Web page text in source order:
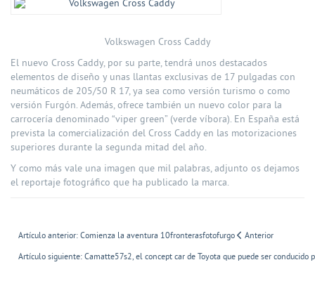
Volkswagen Cross Caddy
El nuevo Cross Caddy, por su parte, tendrá unos destacados
elementos de diseño y unas llantas exclusivas de 17 pulgadas con
neumáticos de 205/50 R 17, ya sea como versión turismo o como
versión Furgón. Además, ofrece también un nuevo color para la
carrocería denominado “viper green” (verde víbora). En España está
prevista la comercialización del Cross Caddy en las motorizaciones
superiores durante la segunda mitad del año.
Y como más vale una imagen que mil palabras, adjunto os dejamos
el reportaje fotográfico que ha publicado la marca.
Artículo anterior: Comienza la aventura 10fronterasfotofurgo
Anterior
Artículo siguiente: Camatte57s2, el concept car de Toyota que puede ser conducido